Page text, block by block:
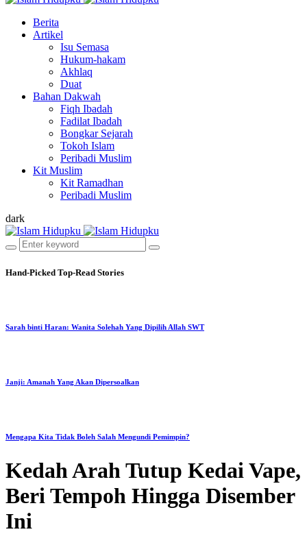
Berita
Artikel
Isu Semasa
Hukum-hakam
Akhlaq
Duat
Bahan Dakwah
Fiqh Ibadah
Fadilat Ibadah
Bongkar Sejarah
Tokoh Islam
Peribadi Muslim
Kit Muslim
Kit Ramadhan
Peribadi Muslim
dark
Hand-Picked Top-Read Stories
Sarah binti Haran: Wanita Solehah Yang Dipilih Allah SWT
Janji: Amanah Yang Akan Dipersoalkan
Mengapa Kita Tidak Boleh Salah Mengundi Pemimpin?
Kedah Arah Tutup Kedai Vape,
Beri Tempoh Hingga Disember
Ini